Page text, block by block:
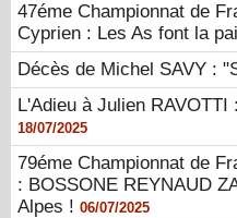
47éme Championnat de
Cyprien : Les As font la
Décès de Michel SAVY :
L'Adieu à Julien
18/07/2025
79éme Championnat de
: BOSSONE REYNAUD
Alpes ! 06/07/2025